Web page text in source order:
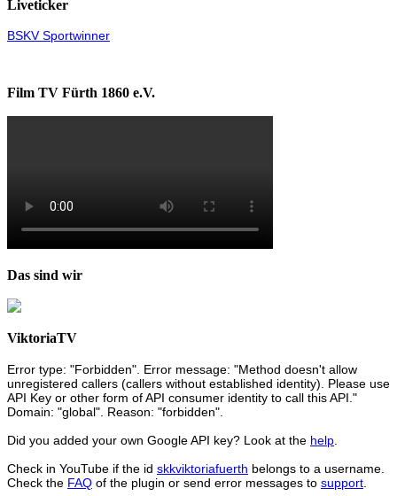
Liveticker
BSKV Sportwinner
Film TV Fürth 1860 e.V.
Das sind wir
ViktoriaTV
Error type: "Forbidden". Error message: "Method doesn't allow
unregistered callers (callers without established identity). Please use
API Key or other form of API consumer identity to call this API."
Domain: "global". Reason: "forbidden".
Did you added your own Google API key? Look at the help
Check in YouTube if the id skkviktoriafuerth belongs to a username.
Check the FAQ of the plugin or send error messages to support